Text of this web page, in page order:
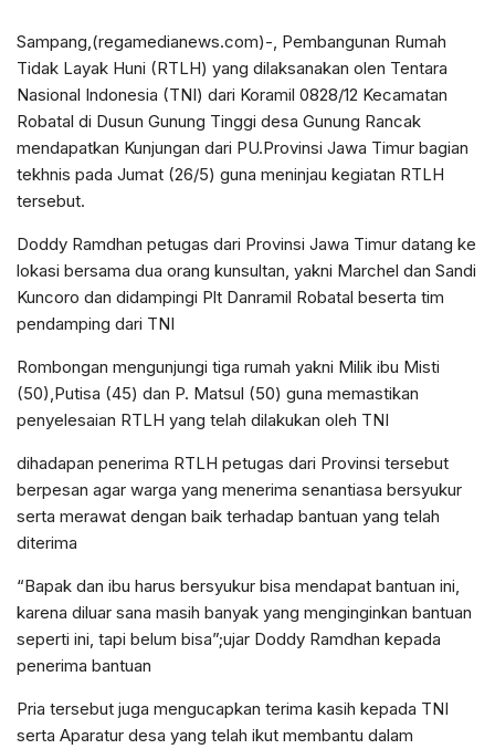
Sampang,(regamedianews.com)-, Pembangunan Rumah
Tidak Layak Huni (RTLH) yang dilaksanakan olen Tentara
Nasional Indonesia (TNI) dari Koramil 0828/12 Kecamatan
Robatal di Dusun Gunung Tinggi desa Gunung Rancak
mendapatkan Kunjungan dari PU.Provinsi Jawa Timur bagian
tekhnis pada Jumat (26/5) guna meninjau kegiatan RTLH
tersebut.
Doddy Ramdhan petugas dari Provinsi Jawa Timur datang ke
lokasi bersama dua orang kunsultan, yakni Marchel dan Sandi
Kuncoro dan didampingi Plt Danramil Robatal beserta tim
pendamping dari TNI
Rombongan mengunjungi tiga rumah yakni Milik ibu Misti
(50),Putisa (45) dan P. Matsul (50) guna memastikan
penyelesaian RTLH yang telah dilakukan oleh TNI
dihadapan penerima RTLH petugas dari Provinsi tersebut
berpesan agar warga yang menerima senantiasa bersyukur
serta merawat dengan baik terhadap bantuan yang telah
diterima
“Bapak dan ibu harus bersyukur bisa mendapat bantuan ini,
karena diluar sana masih banyak yang menginginkan bantuan
seperti ini, tapi belum bisa”;ujar Doddy Ramdhan kepada
penerima bantuan
Pria tersebut juga mengucapkan terima kasih kepada TNI
serta Aparatur desa yang telah ikut membantu dalam